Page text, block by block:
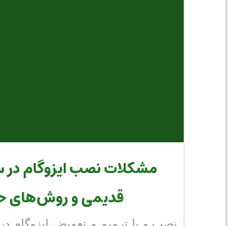
مشکلات نصب ایزوگام
قدیمی و روش‌های